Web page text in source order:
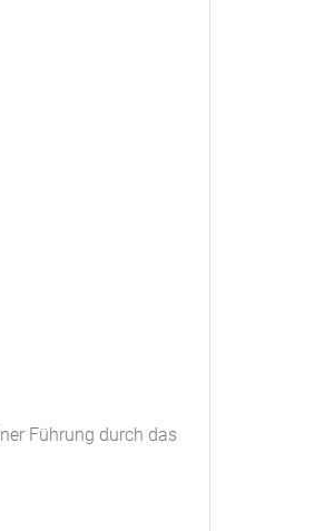
Führung durch das